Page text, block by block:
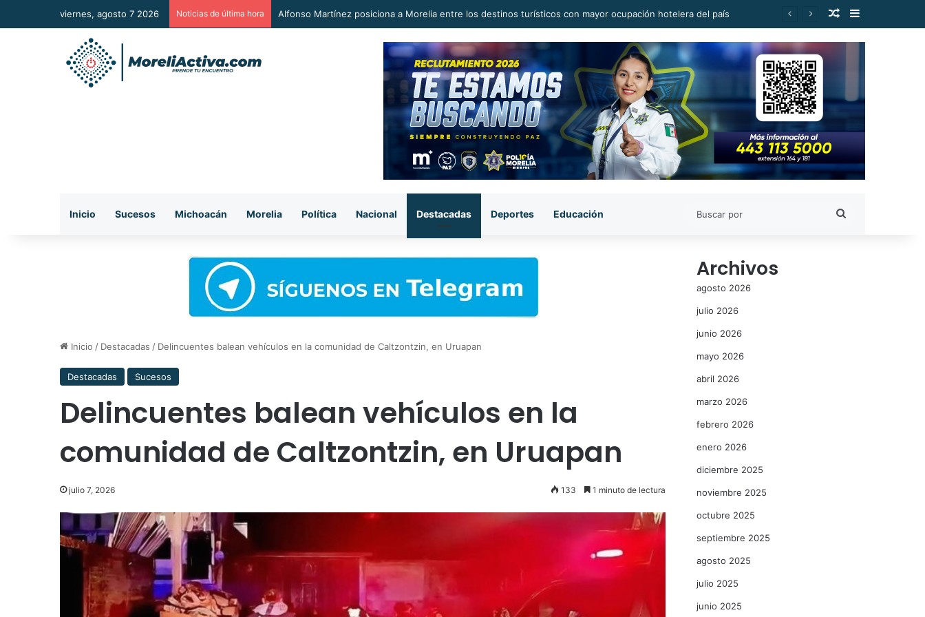
viernes, agosto 7 2026 Noticias de última hora Alfonso Martínez posiciona a Morelia entre los destinos turísticos con mayor ocupación hotelera del país Publicación al
Barra lateral
Inicio Sucesos Michoacán Morelia Política Nacional Destacadas Deportes Educación
Inicio / Destacadas / Delincuentes balean vehículos en la comunidad de Caltzontzin, en Uruapan
Destacadas Sucesos
Delincuentes balean vehículos en la
comunidad de Caltzontzin, en Uruapan
julio 7, 2026 133 1 minuto de lectura
Archivos
agosto 2026
julio 2026
junio 2026
mayo 2026
abril 2026
marzo 2026
febrero 2026
enero 2026
diciembre 2025
noviembre 2025
octubre 2025
septiembre 2025
agosto 2025
julio 2025
junio 2025